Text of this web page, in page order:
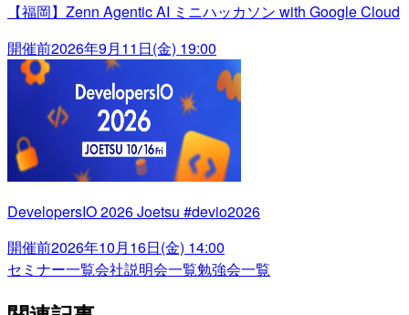
【福岡】Zenn Agentic AI ミニハッカソン with Google Cloud
開催前2026年9月11日(金) 19:00
DevelopersIO 2026 Joetsu #devio2026
開催前2026年10月16日(金) 14:00
セミナー一覧会社説明会一覧勉強会一覧